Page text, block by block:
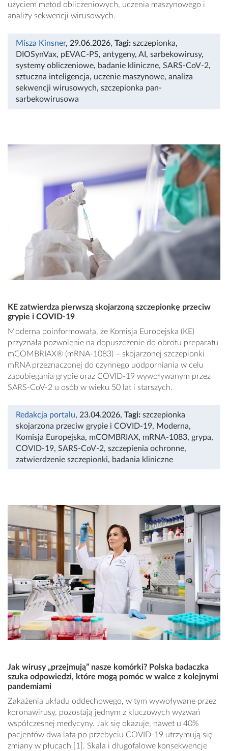
użyciem metod obliczeniowych, uczenia maszynowego i
analizy sekwencji wirusowych.
Misza Kinsner, 29.06.2026, Tagi: szczepionka,
DIOSynVax, pEVAC-PS, antygeny, AI , sarbekowirusy,
systemy obliczeniowe, badanie kliniczne, SARS-CoV-2,
sztuczna inteligencja, uczenie maszynowe, analiza
sekwencji wirusowych, szczepionka pan-
sarbekowirusowa
KE zatwierdza pierwszą skojarzoną szczepionkę przeciw
grypie i COVID-19
Moderna poinformowała, że Komisja Europejska (KE)
przyznała pozwolenie na dopuszczenie do obrotu preparatu
mCOMBRIAX® (mRNA-1083) – skojarzonej szczepionki
mRNA przeznaczonej do czynnego uodporniania w celu
zapobiegania grypie oraz COVID-19 wywoływanym przez
SARS-CoV-2 u osób w wieku 50 lat i starszych.
Redakcja portalu, 23.04.2026, Tagi: szczepionka
skojarzona przeciw grypie i COVID-19, Moderna,
Komisja Europejska, mCOMBRIAX, mRNA-1083, grypa,
COVID-19, SARS-CoV-2, szczepienia ochronne,
zatwierdzenie szczepionki, badania kliniczne
Jak wirusy „przejmują” nasze komórki? Polska badaczka
szuka odpowiedzi, które mogą pomóc w walce z kolejnymi
pandemiami
Zakażenia układu oddechowego, w tym wywoływane przez
koronawirusy, pozostają jednym z kluczowych wyzwań
współczesnej medycyny. Jak się okazuje, nawet u 40%
pacjentów dwa lata po przebyciu COVID-19 utrzymują się
zmiany w płucach [1]. Skala i długofalowe konsekwencje